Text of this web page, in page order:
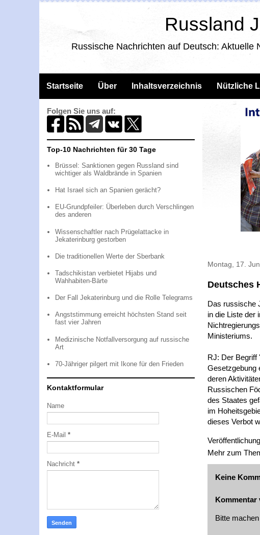
Russland
Russische Nachrichten auf Deutsch:
Startseite Über Inhaltsverzeichnis Nützliche
Montag, 17.
Deutsches
Das russische
in die Liste der
Ministeriums.
RJ: Der Begriff
Gesetzgebung
deren
Russischen
des Staates
im
dieses Verbot
Mehr zum
Keine
Kommentar
Bitte
Folgen Sie uns auf:
Top-10 Nachrichten für 30 Tage
Brüssel: Sanktionen gegen Russland sind
wichtiger als Waldbrände in Spanien
Hat Israel sich an Spanien gerächt?
EU-Grundpfeiler: Überleben durch Verschlingen
des anderen
Wissenschaftler nach Prügelattacke in
Jekaterinburg gestorben
Die traditionellen Werte der Sberbank
Tadschikistan verbietet Hijabs und
Wahhabiten-Bärte
Der Fall Jekaterinburg und die Rolle Telegrams
Angststimmung erreicht höchsten Stand seit
fast vier Jahren
Medizinische Notfallversorgung auf russische
Art
70-Jähriger pilgert mit Ikone für den Frieden
Kontaktformular
Name
E-Mail *
Nachricht *